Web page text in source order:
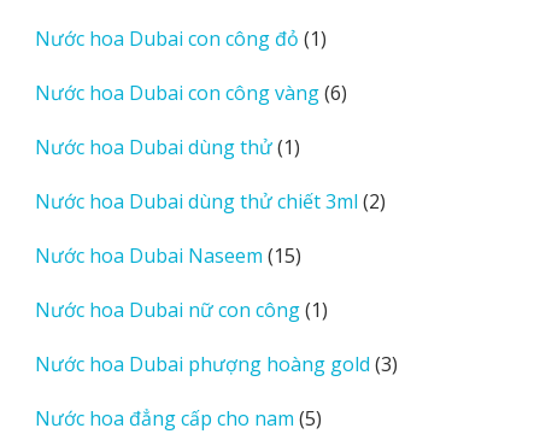
Nước hoa Dubai con công đỏ 11
phẩm
Nước hoa Dubai con công vàng 66
Nước hoa Dubai dùng thử 11
phẩm
Nước hoa Dubai dùng thử chiết 3ml 22
Nước hoa Dubai Naseem 1515
phẩm
Nước hoa Dubai nữ con công 11
phẩm
Nước hoa Dubai phượng hoàng gold 33
Nước hoa đẳng cấp cho nam 55